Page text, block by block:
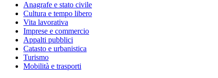
Anagrafe e stato civile
Cultura e tempo libero
Vita lavorativa
Imprese e commercio
Appalti pubblici
Catasto e urbanistica
Turismo
Mobilità e trasporti